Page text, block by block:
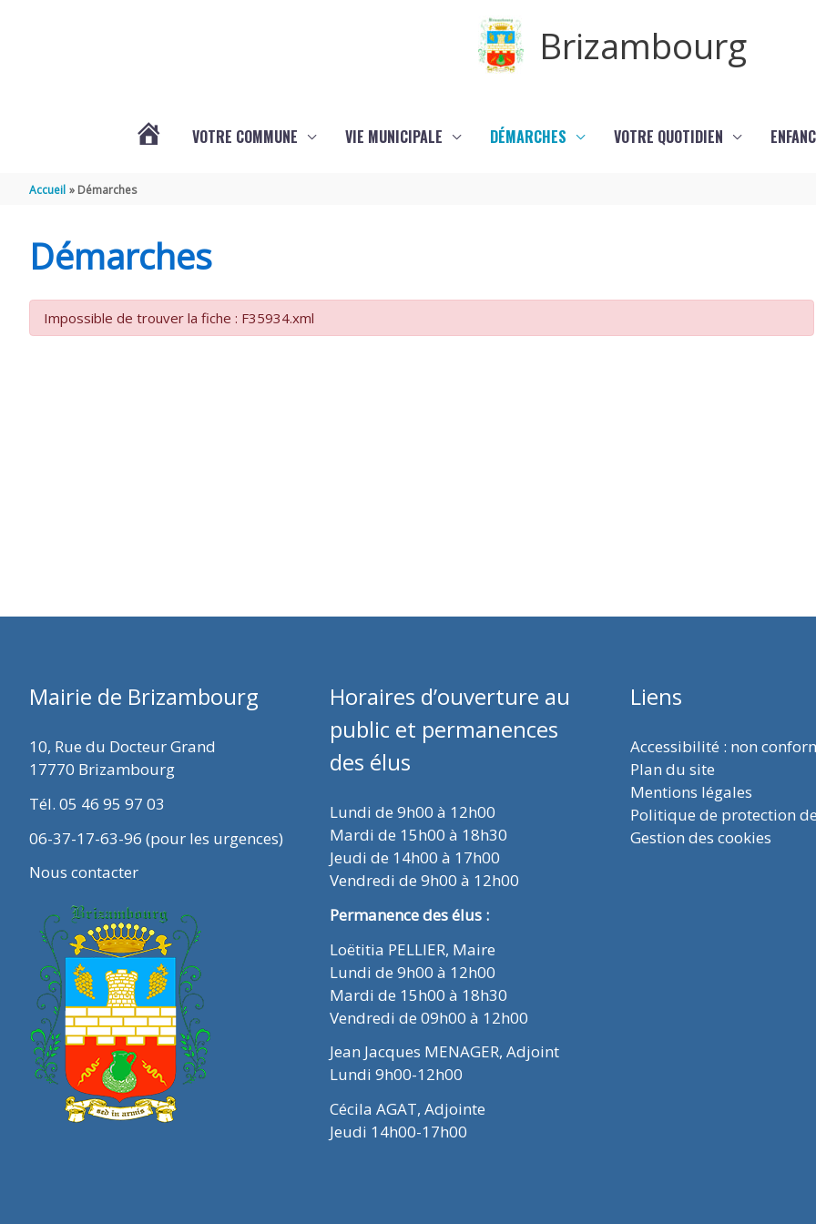
Brizambourg
VOTRE COMMUNE VIE MUNICIPALE DÉMARCHES VOTRE QUOTIDIEN
Accueil Démarches
Démarches
Impossible de trouver la fiche : F35934.xml
Mairie de Brizambourg
10, Rue du Docteur Grand
17770 Brizambourg
Tél. 05 46 95 97 03
06-37-17-63-96 (pour les urgences)
Nous contacter
Horaires d’ouverture au
public et permanences
des élus
Lundi de 9h00 à 12h00
Mardi de 15h00 à 18h30
Jeudi de 14h00 à 17h00
Vendredi de 9h00 à 12h00
Permanence des élus :
Loëtitia PELLIER, Maire
Lundi de 9h00 à 12h00
Mardi de 15h00 à 18h30
Vendredi de 09h00 à 12h00
Jean Jacques MENAGER, Adjoint
Lundi 9h00-12h00
Cécila AGAT, Adjointe
Jeudi 14h00-17h00
Liens
Accessibilité : non
Plan du site
Mentions légales
Politique de protection
Gestion des cookies